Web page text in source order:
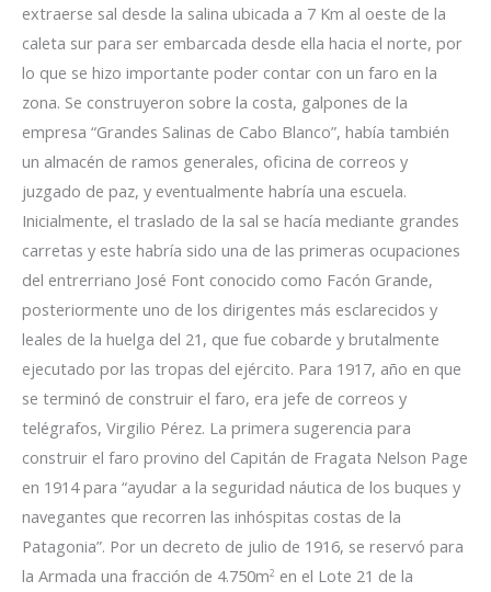
extraerse sal desde la salina ubicada a 7 Km al oeste de la
caleta sur para ser embarcada desde ella hacia el norte, por
lo que se hizo importante poder contar con un faro en la
zona. Se construyeron sobre la costa, galpones de la
empresa “Grandes Salinas de Cabo Blanco”, había también
un almacén de ramos generales, oficina de correos y
juzgado de paz, y eventualmente habría una escuela.
Inicialmente, el traslado de la sal se hacía mediante grandes
carretas y este habría sido una de las primeras ocupaciones
del entrerriano José Font conocido como Facón Grande,
posteriormente uno de los dirigentes más esclarecidos y
leales de la huelga del 21, que fue cobarde y brutalmente
ejecutado por las tropas del ejército. Para 1917, año en que
se terminó de construir el faro, era jefe de correos y
telégrafos, Virgilio Pérez. La primera sugerencia para
construir el faro provino del Capitán de Fragata Nelson Page
en 1914 para “ayudar a la seguridad náutica de los buques y
navegantes que recorren las inhóspitas costas de la
Patagonia”. Por un decreto de julio de 1916, se reservó para
la Armada una fracción de 4.750m2 en el Lote 21 de la